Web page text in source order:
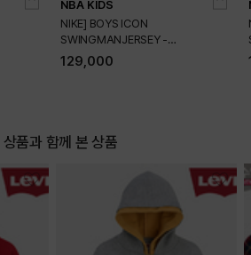
NBA KIDS
NIKE] BOYS ICON
SWINGMANJERSEY -
PLAYER(K245TS054P)
129,000
상품과 함께 본 상품